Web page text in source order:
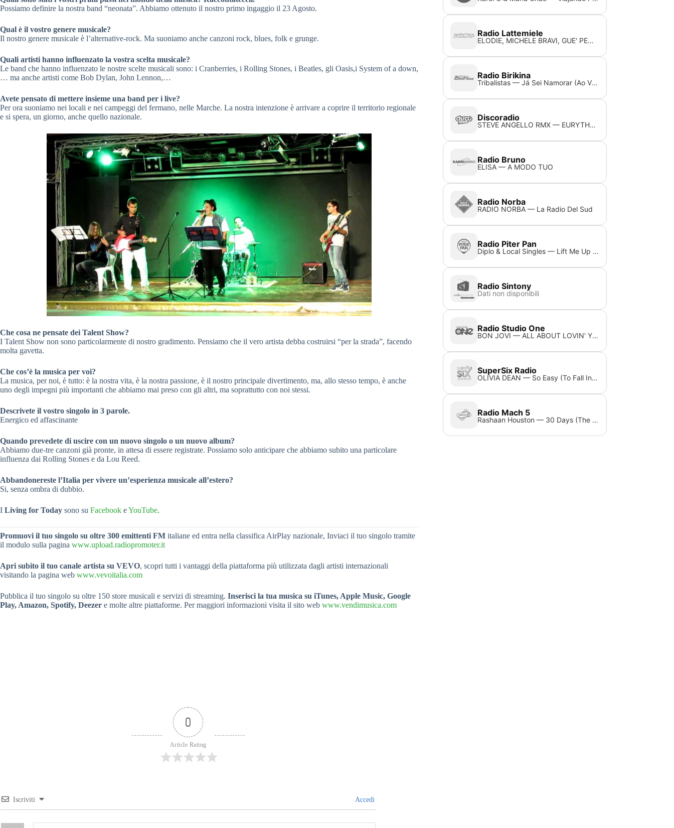
Possiamo definire la nostra band “neonata”. Abbiamo ottenuto il nostro primo ingaggio il 23 Agosto.
Qual è il vostro genere musicale?
Il nostro genere musicale è l’alternative-rock. Ma suoniamo anche canzoni rock, blues, folk e grunge.
Quali artisti hanno influenzato la vostra scelta musicale?
Le band che hanno influenzato le nostre scelte musicali sono: i Cranberries, i Rolling Stones, i Beatles, gli Oasis,i System of a down,
… ma anche artisti come Bob Dylan, John Lennon,…
Avete pensato di mettere insieme una band per i live?
Per ora suoniamo nei locali e nei campeggi del fermano, nelle Marche. La nostra intenzione è arrivare a coprire il territorio regionale
e si spera, un giorno, anche quello nazionale.
Che cosa ne pensate dei Talent Show?
I Talent Show non sono particolarmente di nostro gradimento. Pensiamo che il vero artista debba costruirsi “per la strada”, facendo
molta gavetta.
Che cos’è la musica per voi?
La musica, per noi, è tutto: è la nostra vita, è la nostra passione, è il nostro principale divertimento, ma, allo stesso tempo, è anche
uno degli impegni più importanti che abbiamo mai preso con gli altri, ma soprattutto con noi stessi.
Descrivete il vostro singolo in 3 parole.
Energico ed affascinante
Quando prevedete di uscire con un nuovo singolo o un nuovo album?
Abbiamo due-tre canzoni già pronte, in attesa di essere registrate. Possiamo solo anticipare che abbiamo subito una particolare
influenza dai Rolling Stones e da Lou Reed.
Abbandonereste l’Italia per vivere un’esperienza musicale all’estero?
Si, senza ombra di dubbio.
I Living for Today sono su Facebook eYouTube.
Promuovi il tuo singolo su oltre 300 emittenti FM italiane ed entra nella classifica AirPlay nazionale, Inviaci il tuo singolo tramite
il modulo sulla pagina www.upload.radiopromoter.it
Apri subito il tuo canale artista su VEVO, scopri tutti i vantaggi della piattaforma più utilizzata dagli artisti internazionali
visitando la pagina web www.vevoitalia.com
Pubblica il tuo singolo su oltre 150 store musicali e servizi di streaming. Inserisci la tua musica su iTunes, Apple Music, Google
Play, Amazon, Spotify, Deezer e molte altre piattaforme. Per maggiori informazioni visita il sito web www.vendimusica.com
Radio Lattemiele
ELODIE, MICHELE BRAVI, GUE' PEQUENO — NERO BALI
Radio Birikina
Tribalistas — Já Sei Namorar (Ao Vivo)
Discoradio
STEVE ANGELLO RMX — EURYTHMICS - SWEET DREAMS
Radio Bruno
ELISA — A MODO TUO
Radio Norba
RADIO NORBA — La Radio Del Sud
Radio Piter Pan
Diplo & Local Singles — Lift Me Up (feat. Jem Cooke)
Radio Sintony
Dati non disponibili
Radio Studio One
BON JOVI — ALL ABOUT LOVIN' YOU
SuperSix Radio
OLIVIA DEAN — So Easy (To Fall In Love)
Radio Mach 5
Rashaan Houston — 30 Days (The Funklovers Mix)
0
Article Rating
Iscriviti Accedi